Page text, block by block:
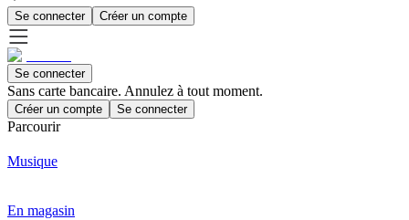
Se connecter Créer un compte
Se connecter
Sans carte bancaire. Annulez à tout moment.
Créer un compte Se connecter
Parcourir
Musique
En magasin